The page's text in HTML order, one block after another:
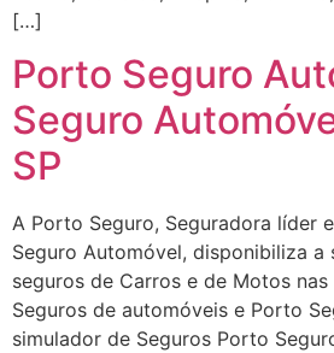
[…]
Porto Seguro
Seguro
SP
A Porto Seguro, Seguradora líder
Seguro Automóvel, disponibiliza a
seguros de Carros e de Motos
Seguros de automóveis e Porto
simulador de Seguros Porto